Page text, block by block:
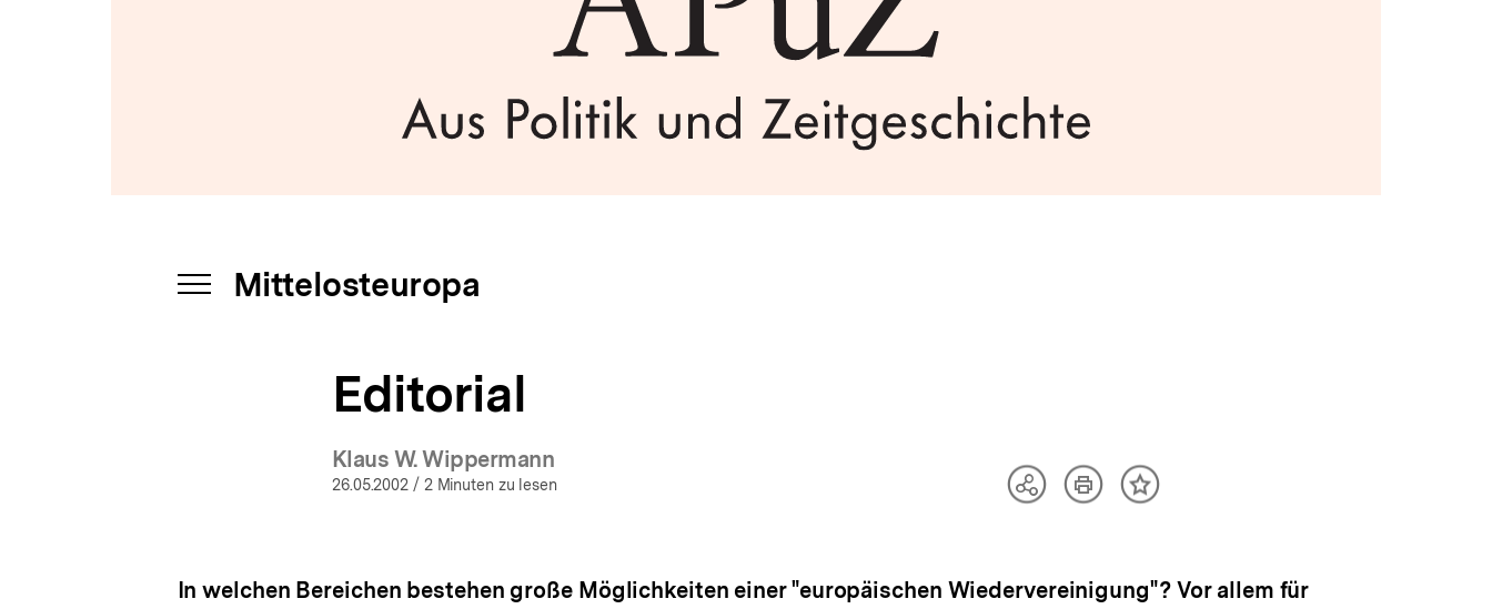
INHALTSNAVIGATION
Mittelosteuropa
Editorial
Klaus W. Wippermann
26.05.2002 / 2 Minuten zu lesen
TeilenArtikelInhalt
In welchen Bereichen bestehen große Möglichkeiten einer "europäischen Wiedervereinigung"? Vor allem für